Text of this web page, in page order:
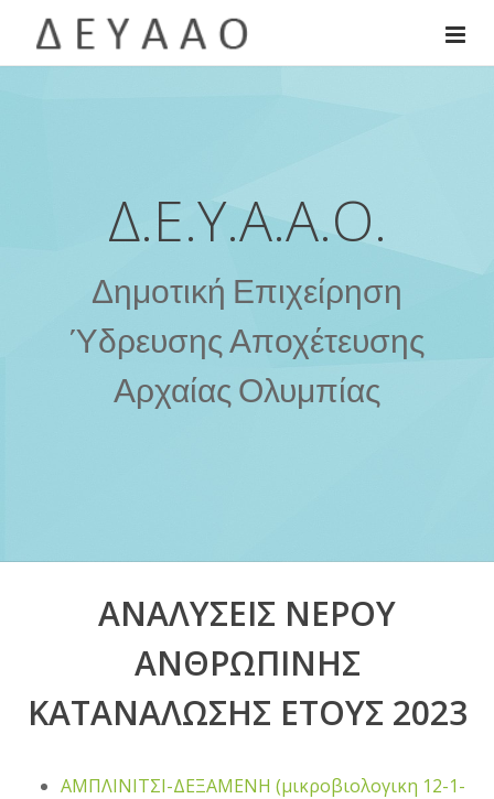
Δ.Ε.Υ.Α.Α.Ο.
Δημοτική Επιχείρηση
Ύδρευσης Αποχέτευσης
Αρχαίας Ολυμπίας
ΑΝΑΛΥΣΕΙΣ ΝΕΡΟΥ
ΑΝΘΡΩΠΙΝΗΣ
ΚΑΤΑΝΑΛΩΣΗΣ ΕΤΟΥΣ 2023
ΑΜΠΛΙΝΙΤΣΙ-ΔΕΞΑΜΕΝΗ (μικροβιολογικη 12-1-